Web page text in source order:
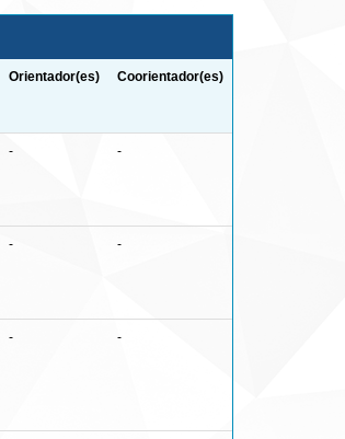
Orientador(es) Coorientador(es)
- -
- -
- -